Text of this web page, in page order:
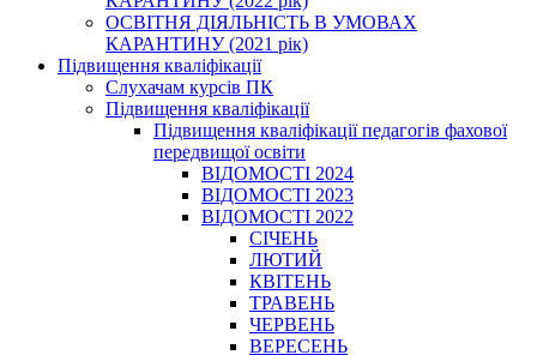
ОСВІТНЯ ДІЯЛЬНІСТЬ В УМОВАХ
КАРАНТИНУ (2021 рік)
Підвищення кваліфікації
Слухачам курсів ПК
Підвищення кваліфікації
Підвищення кваліфікації педагогів фахової
передвищої освіти
ВІДОМОСТІ 2024
ВІДОМОСТІ 2023
ВІДОМОСТІ 2022
СІЧЕНЬ
ЛЮТИЙ
КВІТЕНЬ
ТРАВЕНЬ
ЧЕРВЕНЬ
ВЕРЕСЕНЬ